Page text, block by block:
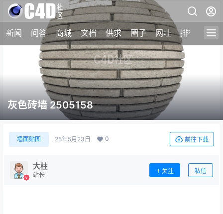
新闻 问答 商城 文档 供求 圈子 网址 排行榜
灰色砖墙 2505158
墙面贴图 25年5月23日 0 前往下载
大柱
站长
关注 私信